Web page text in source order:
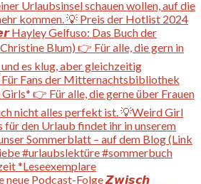
neue Podcast-Folge 𝙕𝙬𝙞𝙨𝙘𝙝